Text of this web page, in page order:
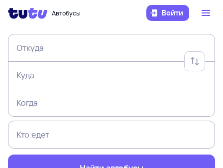
Автобусы Войти
Откуда
Куда
Когда
Кто едет